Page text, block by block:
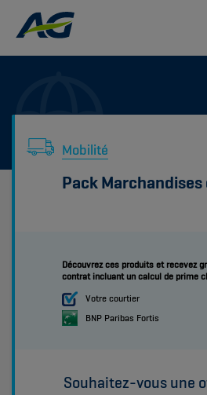
Mobilité
Pack
Découvrez ces produits et recevez
contrat incluant un calcul de prime
Votre courtier
BNP Paribas Fortis
Souhaitez-vous une